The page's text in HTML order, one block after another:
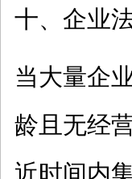
十、企业
当大量企
龄且无经
近时间内